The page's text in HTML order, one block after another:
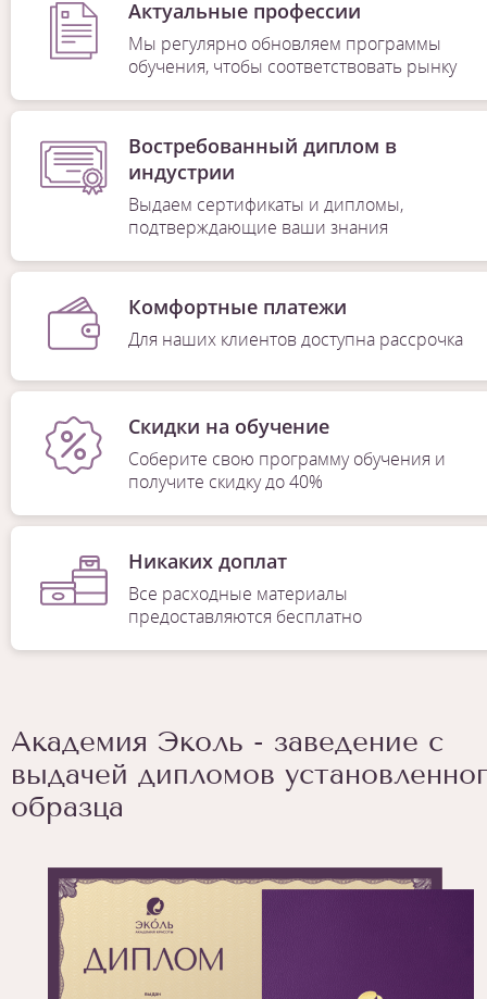
Актуальные профессии
Мы регулярно обновляем программы
обучения, чтобы соответствовать рынку
Востребованный диплом в
индустрии
Выдаем сертификаты и дипломы,
подтверждающие ваши знания
Комфортные платежи
Для наших клиентов доступна рассрочка
Скидки на обучение
Соберите свою программу обучения и
получите скидку до 40%
Никаких доплат
Все расходные материалы
предоставляются бесплатно
Академия Эколь - заведение с
выдачей дипломов
образца